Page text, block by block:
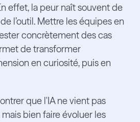
effet, la peur naît souvent de
l’outil. Mettre les équipes en
concrètement des cas
de transformer
en curiosité, puis en
que l'IA ne vient pas
bien faire évoluer les